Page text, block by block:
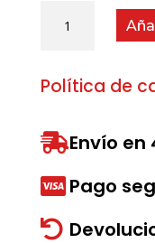
10x36
Política de
Envío en
 Pago
